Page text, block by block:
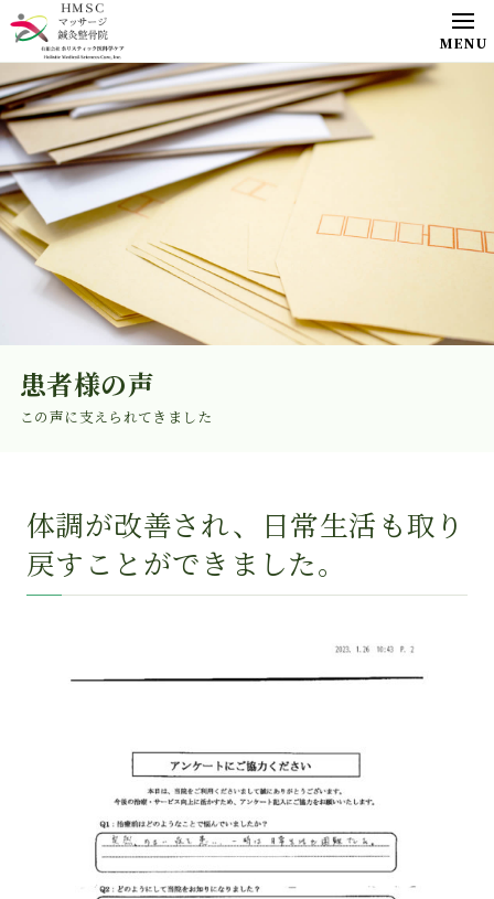
患者様の声
この声に支えられてきました
体調が改善され、日常生活も取り
戻すことができました。